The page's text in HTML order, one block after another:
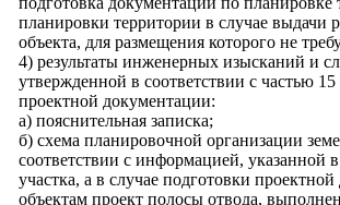
планировки территории в случае выдачи
объекта, для размещения которого не
4) результаты инженерных изысканий и
утвержденной в соответствии с частью
проектной документации:
а) пояснительная записка;
б) схема планировочной организации
соответствии с информацией, указанной
участка, а в случае подготовки
объектам проект полосы отвода,